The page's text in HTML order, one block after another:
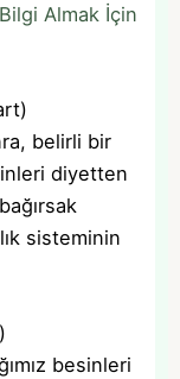
Almak İçin
belirli bir
diyetten
sisteminin
besinleri